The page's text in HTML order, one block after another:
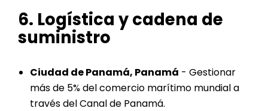
6. Logística y cadena de
suministro
Ciudad de Panamá, Panamá - Gestionar
más de 5% del comercio marítimo mundial a
través del Canal de Panamá.